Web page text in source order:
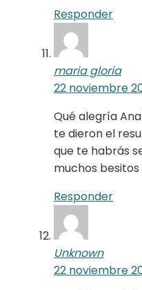
Responder
maria gloria
22 noviembre
Qué alegría
te dieron el
que te habrás
muchos besitos
Responder
Unknown
22 noviembre